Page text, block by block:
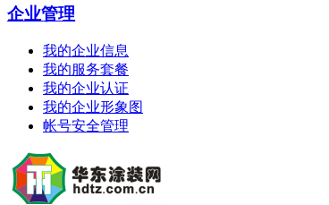
企业管理
我的企业信息
我的服务套餐
我的企业认证
我的企业形象图
帐号安全管理